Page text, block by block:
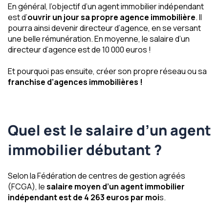
En général, l’objectif d’un agent immobilier indépendant
est d’ouvrir un jour sa propre agence immobilière. Il
pourra ainsi devenir directeur d’agence, en se versant
une belle rémunération. En moyenne, le salaire d’un
directeur d’agence est de 10 000 euros !
Et pourquoi pas ensuite, créer son propre réseau ou sa
franchise d’agences immobilières !
Quel est le salaire d’un agent
immobilier débutant ?
Selon la Fédération de centres de gestion agréés
(FCGA), lesalaire moyen d’un agent immobilier
indépendant est de 4 263 euros par mois.